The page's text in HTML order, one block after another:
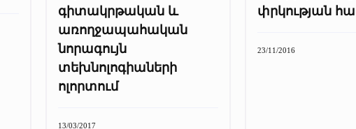
գիտակրթական և
առողջապահական
նորագույն
տեխնոլոգիաների
ոլորտում
13/03/2017
փրկության
23/11/2016